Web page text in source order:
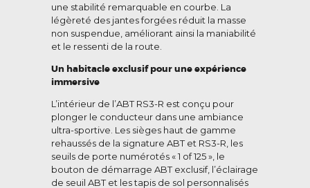
une stabilité remarquable en courbe. La
légèreté des jantes forgées réduit la masse
non suspendue, améliorant ainsi la maniabilité
et le ressenti de la route.
Un habitacle exclusif pour une expérience
immersive
L’intérieur de l’ABT RS3-R est conçu pour
plonger le conducteur dans une ambiance
ultra-sportive. Les sièges haut de gamme
rehaussés de la signature ABT et RS3-R, les
seuils de porte numérotés « 1 of 125 », le
bouton de démarrage ABT exclusif, l’éclairage
de seuil ABT et les tapis de sol personnalisés